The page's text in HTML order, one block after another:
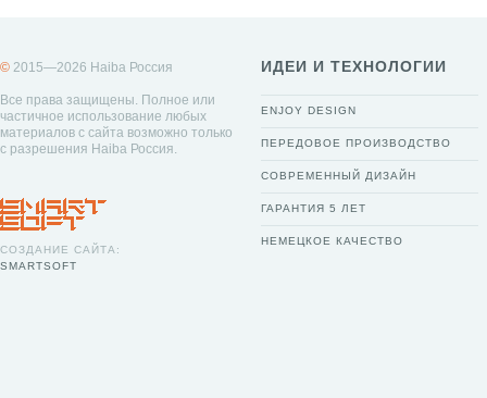
© 2015—2026 Haiba Россия
Все права защищены. Полное или
частичное использование любых
материалов с сайта возможно только
с разрешения Haiba Россия.
СОЗДАНИЕ САЙТА:
SMARTSOFT
ИДЕИ И ТЕХНОЛОГИИ
ENJOY DESIGN
ПЕРЕДОВОЕ ПРОИЗВОДСТВО
СОВРЕМЕННЫЙ ДИЗАЙН
ГАРАНТИЯ 5 ЛЕТ
НЕМЕЦКОЕ КАЧЕСТВО